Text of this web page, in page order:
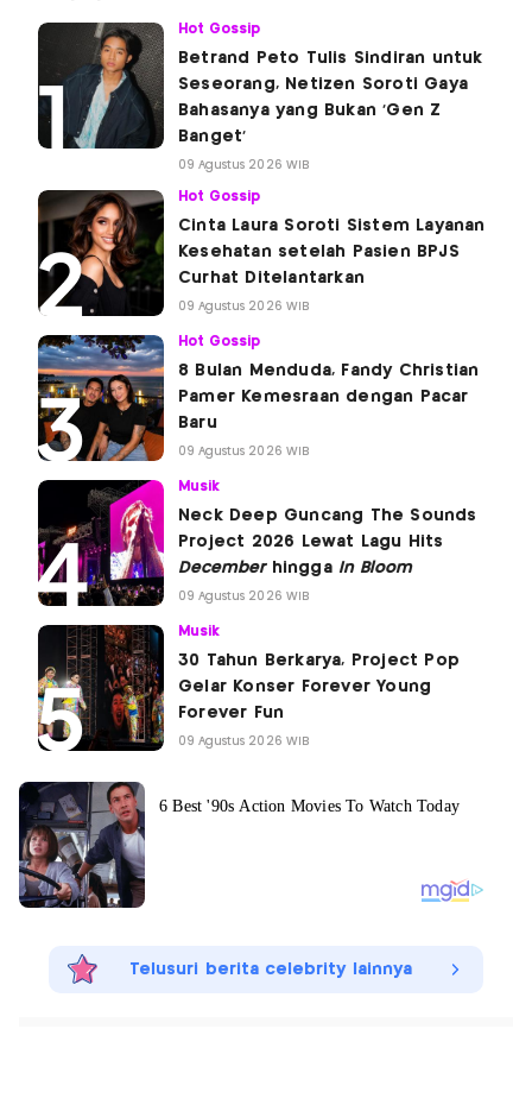
Hot Gossip
Betrand Peto Tulis Sindiran untuk
Seseorang, Netizen Soroti Gaya
Bahasanya yang Bukan 'Gen Z
Banget'
09 Agustus 2026 WIB
Hot Gossip
Cinta Laura Soroti Sistem Layanan
Kesehatan setelah Pasien BPJS
Curhat Ditelantarkan
09 Agustus 2026 WIB
Hot Gossip
8 Bulan Menduda, Fandy Christian
Pamer Kemesraan dengan Pacar
Baru
09 Agustus 2026 WIB
Musik
Neck Deep Guncang The Sounds
Project 2026 Lewat Lagu Hits
Decemberhingga In Bloom
09 Agustus 2026 WIB
Musik
30 Tahun Berkarya, Project Pop
Gelar Konser Forever Young
Forever Fun
09 Agustus 2026 WIB
Telusuri berita celebrity lainnya